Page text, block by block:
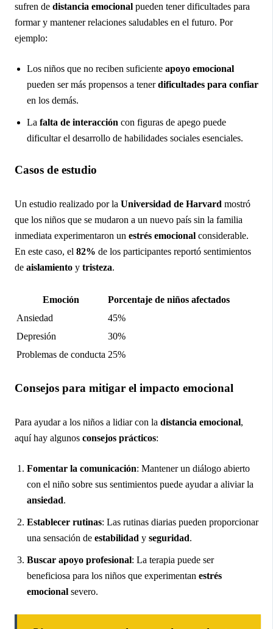
sufren de distancia emocional pueden tener dificultades para
formar y mantener relaciones saludables en el futuro. Por
ejemplo:
Los niños que no reciben suficiente apoyo emocional
pueden ser más propensos a tenerdificultades para confiar
en los demás.
La falta de interacción con figuras de apego puede
dificultar el desarrollo de habilidades sociales esenciales.
Casos de estudio
Un estudio realizado por la Universidad de Harvard mostró
que los niños que se mudaron a un nuevo país sin la familia
inmediata experimentaron un estrés emocional considerable.
En este caso, el 82% de los participantes reportó sentimientos
de aislamiento y tristeza.
Emoción
Porcentaje de niños afectados
Ansiedad
45%
Depresión
30%
Problemas de conducta 25%
Consejos para mitigar el impacto emocional
Para ayudar a los niños a lidiar con la distancia emocional,
aquí hay algunos consejos prácticos:
Fomentar la comunicación: Mantener un diálogo abierto
con el niño sobre sus sentimientos puede ayudar a aliviar la
ansiedad.
Establecer rutinas: Las rutinas diarias pueden proporcionar
una sensación de estabilidad y seguridad.
Buscar apoyo profesional: La terapia puede ser
beneficiosa para los niños que experimentan estrés
emocional severo.